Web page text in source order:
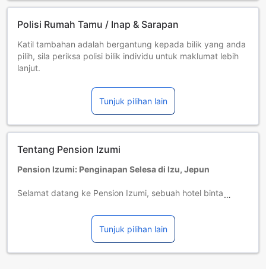
Polisi Rumah Tamu / Inap & Sarapan
Katil tambahan adalah bergantung kepada bilik yang anda
pilih, sila periksa polisi bilik individu untuk maklumat lebih
lanjut.
berbeza dan caj tambahan mungkin akan diguna pakai.
Tunjuk pilihan lain
Tentang Pension Izumi
Pension Izumi: Penginapan Selesa di Izu, Jepun
Selamat datang ke Pension Izumi, sebuah hotel bintang
Jepun. Dibina pada tahun 1982 dan telah diperbaharui
pada tahun 1998, hotel ini menawarkan suasana yang
nyaman dan bersahaja untuk para tetamu yang mencari
pengalaman penginapan yang unik. Dengan hanya
Tunjuk pilihan lain